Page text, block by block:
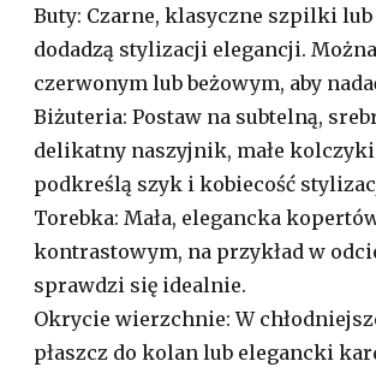
Buty: Czarne, klasyczne szpilki
dodadzą stylizacji elegancji.
czerwonym lub beżowym, aby
Biżuteria: Postaw na subtelną,
delikatny naszyjnik, małe
podkreślą szyk i kobiecość
Torebka: Mała, elegancka
kontrastowym, na przykład w
sprawdzi się idealnie.
Okrycie wierzchnie: W
płaszcz do kolan lub elegancki